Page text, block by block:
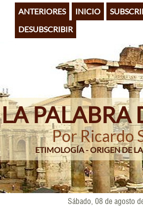
Pasar
contenido
principal
ANTERIORES INICIO
DESUBSCRIBIR
LA PALABRA
Por Ricardo
ETIMOLOGÍA - ORIGEN DE
Sábado, 08 de agosto